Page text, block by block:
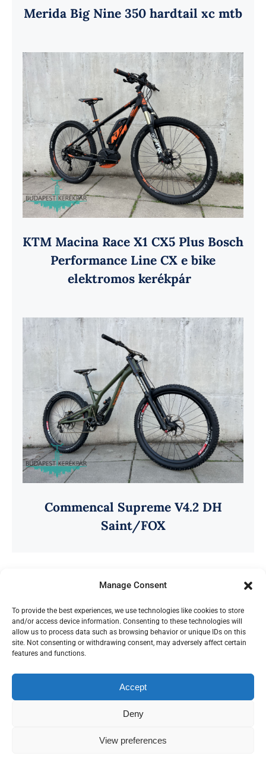
Manage Consent
To provide the best experiences, we use technologies like cookies to store
and/or access device information. Consenting to these technologies will
allow us to process data such as browsing behavior or unique IDs on this
site. Not consenting or withdrawing consent, may adversely affect certain
features and functions.
Accept
Deny
View preferences
Merida Big Nine 350 hardtail xc mtb
KTM Macina Race X1 CX5 Plus Bosch
Performance Line CX e bike
elektromos kerékpár
Commencal Supreme V4.2 DH
Saint/FOX
| All Rights Reserved | Powered by